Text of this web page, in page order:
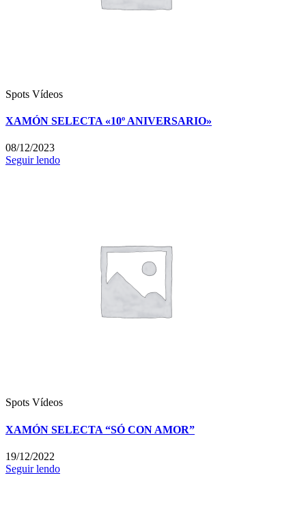
Spots Vídeos
XAMÓN SELECTA «10º ANIVERSARIO»
08/12/2023
Seguir lendo
Spots Vídeos
XAMÓN SELECTA “SÓ CON AMOR”
19/12/2022
Seguir lendo